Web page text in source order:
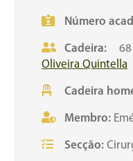
Número
Cadeira:
Oliveira Quintella
Cadeira
Membro:
Secção: